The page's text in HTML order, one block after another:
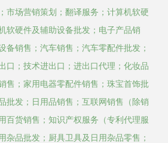
市场营销策划；翻译服务；计算机软硬
软硬件及辅助设备批发；电子产品销
备销售；汽车销售；汽车零配件批发；
口；技术进出口；进出口代理；化妆品
售；家用电器零配件销售；珠宝首饰批
批发；日用品销售；互联网销售（除销
百货销售；知识产权服务（专利代理服
杂品批发；厨具卫具及日用杂品零售；